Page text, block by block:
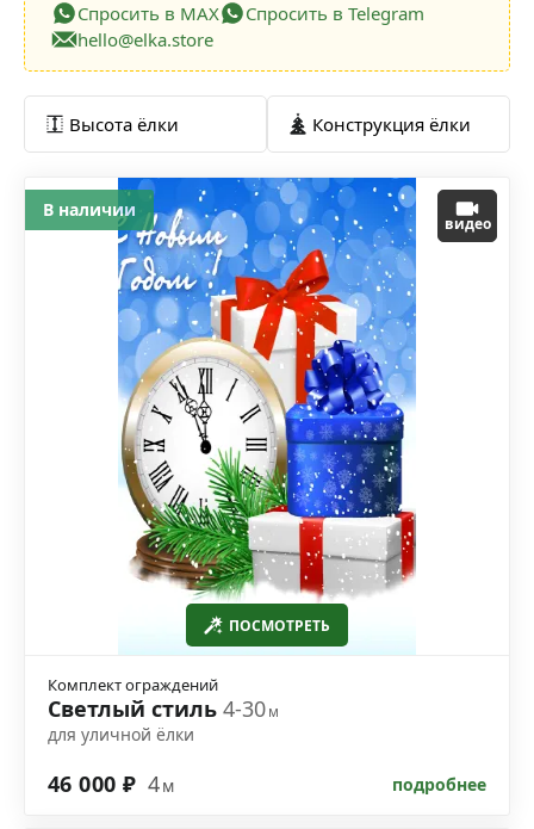
Спросить в MAX
Спросить в Telegram
hello@elka.store
Высота ёлки Конструкция ёлки
ПОСМОТРЕТЬ
видео
Комплект ограждений
Светлый стиль 4-30м
для уличной ёлки
46 000 ₽ 4м подробнее
В наличии